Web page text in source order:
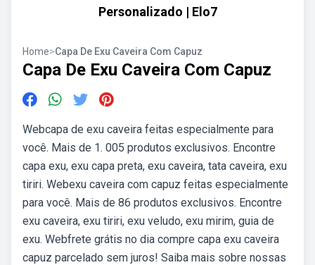
Personalizado | Elo7
Home>Capa De Exu Caveira Com Capuz
Capa De Exu Caveira Com Capuz
Webcapa de exu caveira feitas especialmente para
você. Mais de 1. 005 produtos exclusivos. Encontre
capa exu, exu capa preta, exu caveira, tata caveira, exu
tiriri. Webexu caveira com capuz feitas especialmente
para você. Mais de 86 produtos exclusivos. Encontre
exu caveira, exu tiriri, exu veludo, exu mirim, guia de
exu. Webfrete grátis no dia compre capa exu caveira
capuz parcelado sem juros! Saiba mais sobre nossas